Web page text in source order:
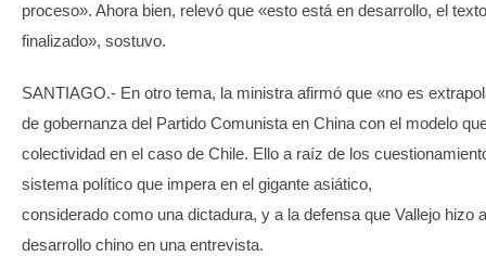
proceso». Ahora bien, relevó que «esto está en desarrollo, el
finalizado», sostuvo.
SANTIAGO.- En otro tema, la ministra afirmó que «no es
de gobernanza del Partido Comunista en China con el modelo
colectividad en el caso de Chile. Ello a raíz de los
sistema político que impera en el gigante asiático,
considerado como una dictadura, y a la defensa que Vallejo hizo
desarrollo chino en una entrevista.